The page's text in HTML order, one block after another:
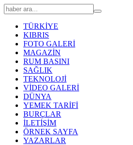
TÜRKİYE
KIBRIS
FOTO GALERİ
MAGAZİN
RUM BASINI
SAĞLIK
TEKNOLOJİ
VİDEO GALERİ
DÜNYA
YEMEK TARİFİ
BURÇLAR
İLETİŞİM
ÖRNEK SAYFA
YAZARLAR